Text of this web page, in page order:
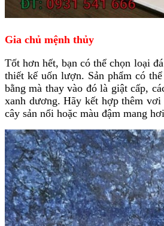
Gia chủ mệnh thủy
Tốt hơn hết, bạn có thể chọn loại
thiết kế uốn lượn. Sản phẩm có
bằng mà thay vào đó là giật cấp,
xanh dương. Hãy kết hợp thêm
cây sản nổi hoặc màu đậm mang